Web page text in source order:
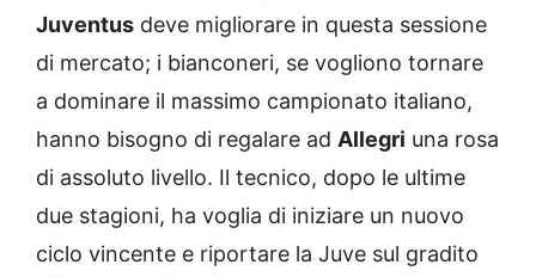
Juventus deve migliorare in questa sessione
di mercato; i bianconeri, se vogliono tornare
a dominare il massimo campionato italiano,
hanno bisogno di regalare ad Allegri una rosa
di assoluto livello. Il tecnico, dopo le ultime
due stagioni, ha voglia di iniziare un nuovo
ciclo vincente e riportare la Juve sul gradito